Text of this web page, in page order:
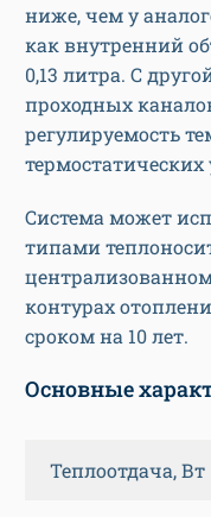
ниже, чем у
как внутренний
0,13 литра. С
проходных
регулируемость
термостатических
Система может
типами
контурах
сроком на 10 лет.
Основные
Теплоотдача, Вт